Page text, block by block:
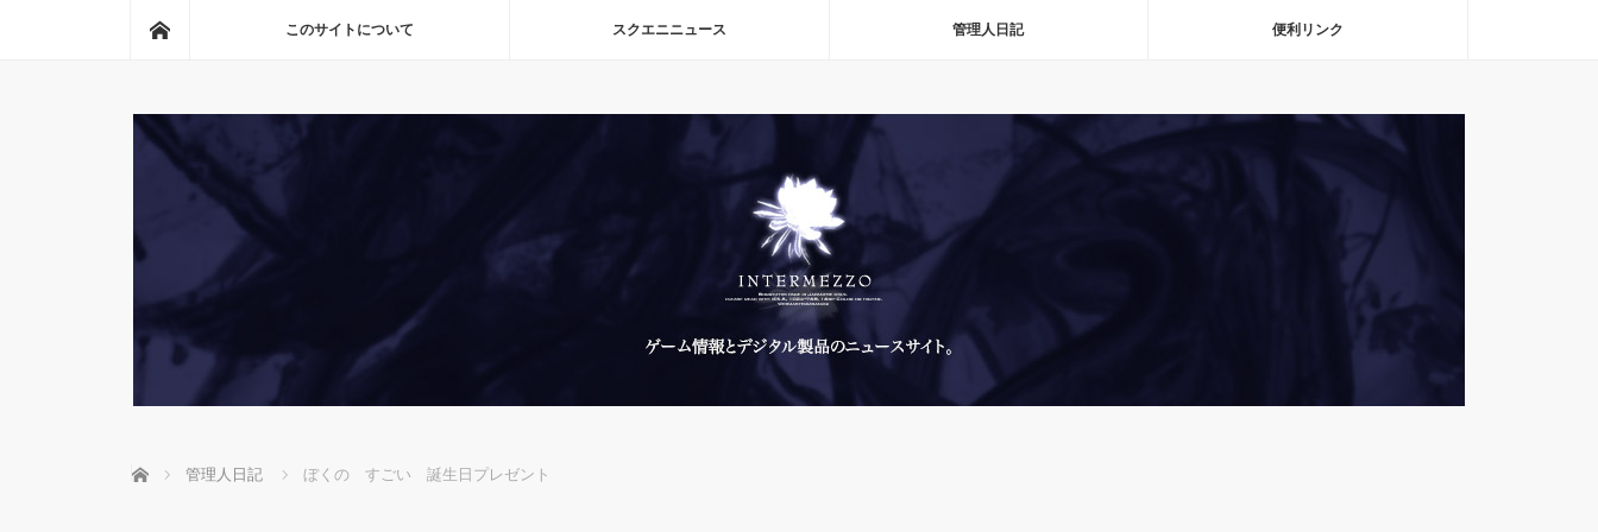
このサイトについて スクエニニュース 管理人日記 便利リンク
ホーム 管理人日記 ぼくの すごい 誕生日プレゼント